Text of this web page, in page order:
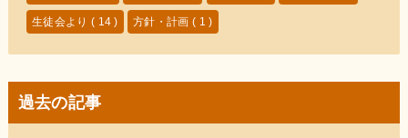
生徒会より ( 14 ) 方針・計画( 1 )
過去の記事